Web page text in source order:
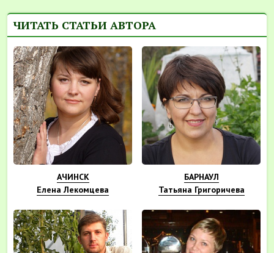
ЧИТАТЬ СТАТЬИ АВТОРА
АЧИНСК
Елена Лекомцева
БАРНАУЛ
Татьяна Григоричева